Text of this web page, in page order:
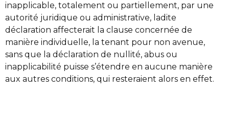
inapplicable, totalement ou partiellement, par une
autorité juridique ou administrative, ladite
déclaration affecterait la clause concernée de
manière individuelle, la tenant pour non avenue,
sans que la déclaration de nullité, abus ou
inapplicabilité puisse s’étendre en aucune manière
aux autres conditions, qui resteraient alors en effet.